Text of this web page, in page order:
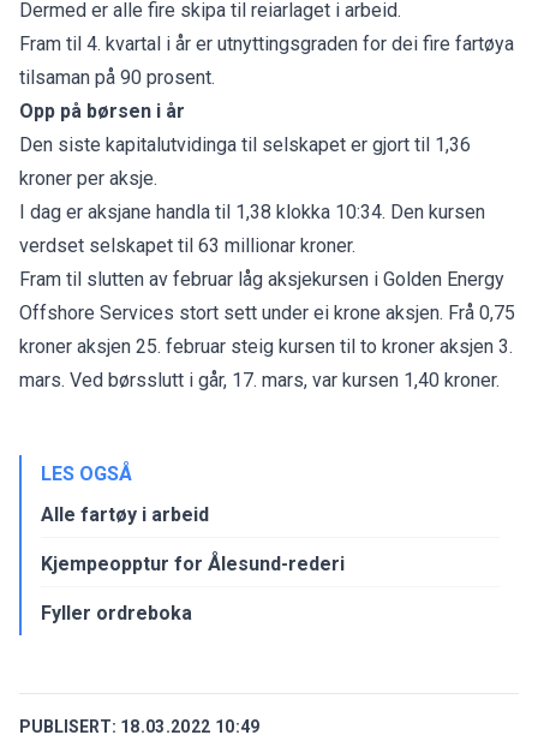
Dermed er alle fire skipa til reiarlaget i arbeid.
Fram til 4. kvartal i år er utnyttingsgraden for dei fire fartøya
tilsaman på 90 prosent.
Opp på børsen i år
Den siste kapitalutvidinga til selskapet er gjort til 1,36
kroner per aksje.
I dag er aksjane handla til 1,38 klokka 10:34. Den kursen
verdset selskapet til 63 millionar kroner.
Fram til slutten av februar låg aksjekursen i Golden Energy
Offshore Services stort sett under ei krone aksjen. Frå 0,75
kroner aksjen 25. februar steig kursen til to kroner aksjen 3.
mars. Ved børsslutt i går, 17. mars, var kursen 1,40 kroner.
LES OGSÅ
Alle fartøy i arbeid
Kjempeopptur for Ålesund-rederi
Fyller ordreboka
PUBLISERT: 18.03.2022 10:49